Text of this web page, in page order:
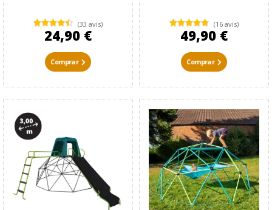
(33 avis)
24,90 €
Comprar
(16 avis)
49,90 €
Comprar